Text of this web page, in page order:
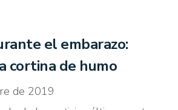
el embarazo:
cortina de humo
de 2019